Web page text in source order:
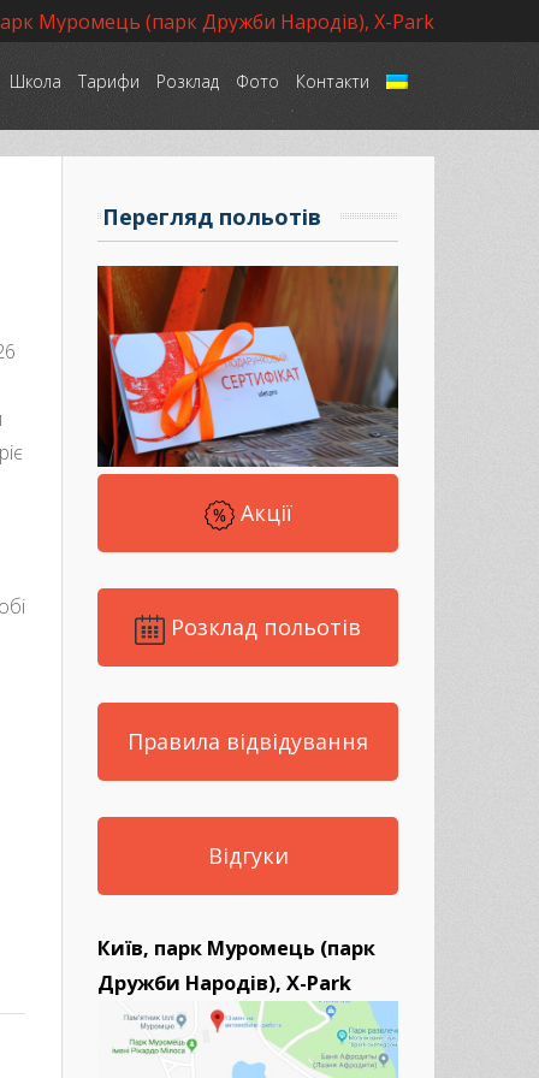
Муромець (парк Дружби Народів), X-Park
Школа Тарифи Розклад Фото Контакти Language
Перегляд польотів
Акції
Розклад польотів
Правила відвідування
Відгуки
Київ, парк Муромець (парк
Дружби Народів), X-Park